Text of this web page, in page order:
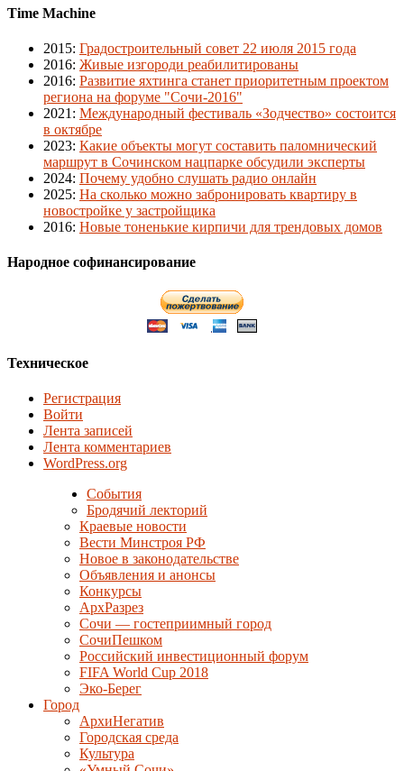
Time Machine
2015: Градостроительный совет 22 июля 2015 года
2016: Живые изгороди реабилитированы
2016: Развитие яхтинга станет приоритетным проектом
региона на форуме "Сочи-2016"
2021 : Международный фестиваль «Зодчество» состоится
в октябре
2023: Какие объекты могут составить паломнический
маршрут в Сочинском нацпарке обсудили эксперты
2024: Почему удобно слушать радио онлайн
2025: На сколько можно забронировать квартиру в
новостройке у застройщика
2016: Новые тоненькие кирпичи для трендовых домов
Народное софинансирование
Техническое
Регистрация
Войти
Лента записей
Лента комментариев
WordPress.org
События
Бродячий лекторий
Краевые новости
Вести Минстроя РФ
Новое в законодательстве
Объявления и анонсы
Конкурсы
АрхРазрез
Сочи — гостеприимный город
СочиПешком
Российский инвестиционный форум
FIFA World Cup 2018
Эко-Берег
Город
АрхиНегатив
Городская среда
Культура